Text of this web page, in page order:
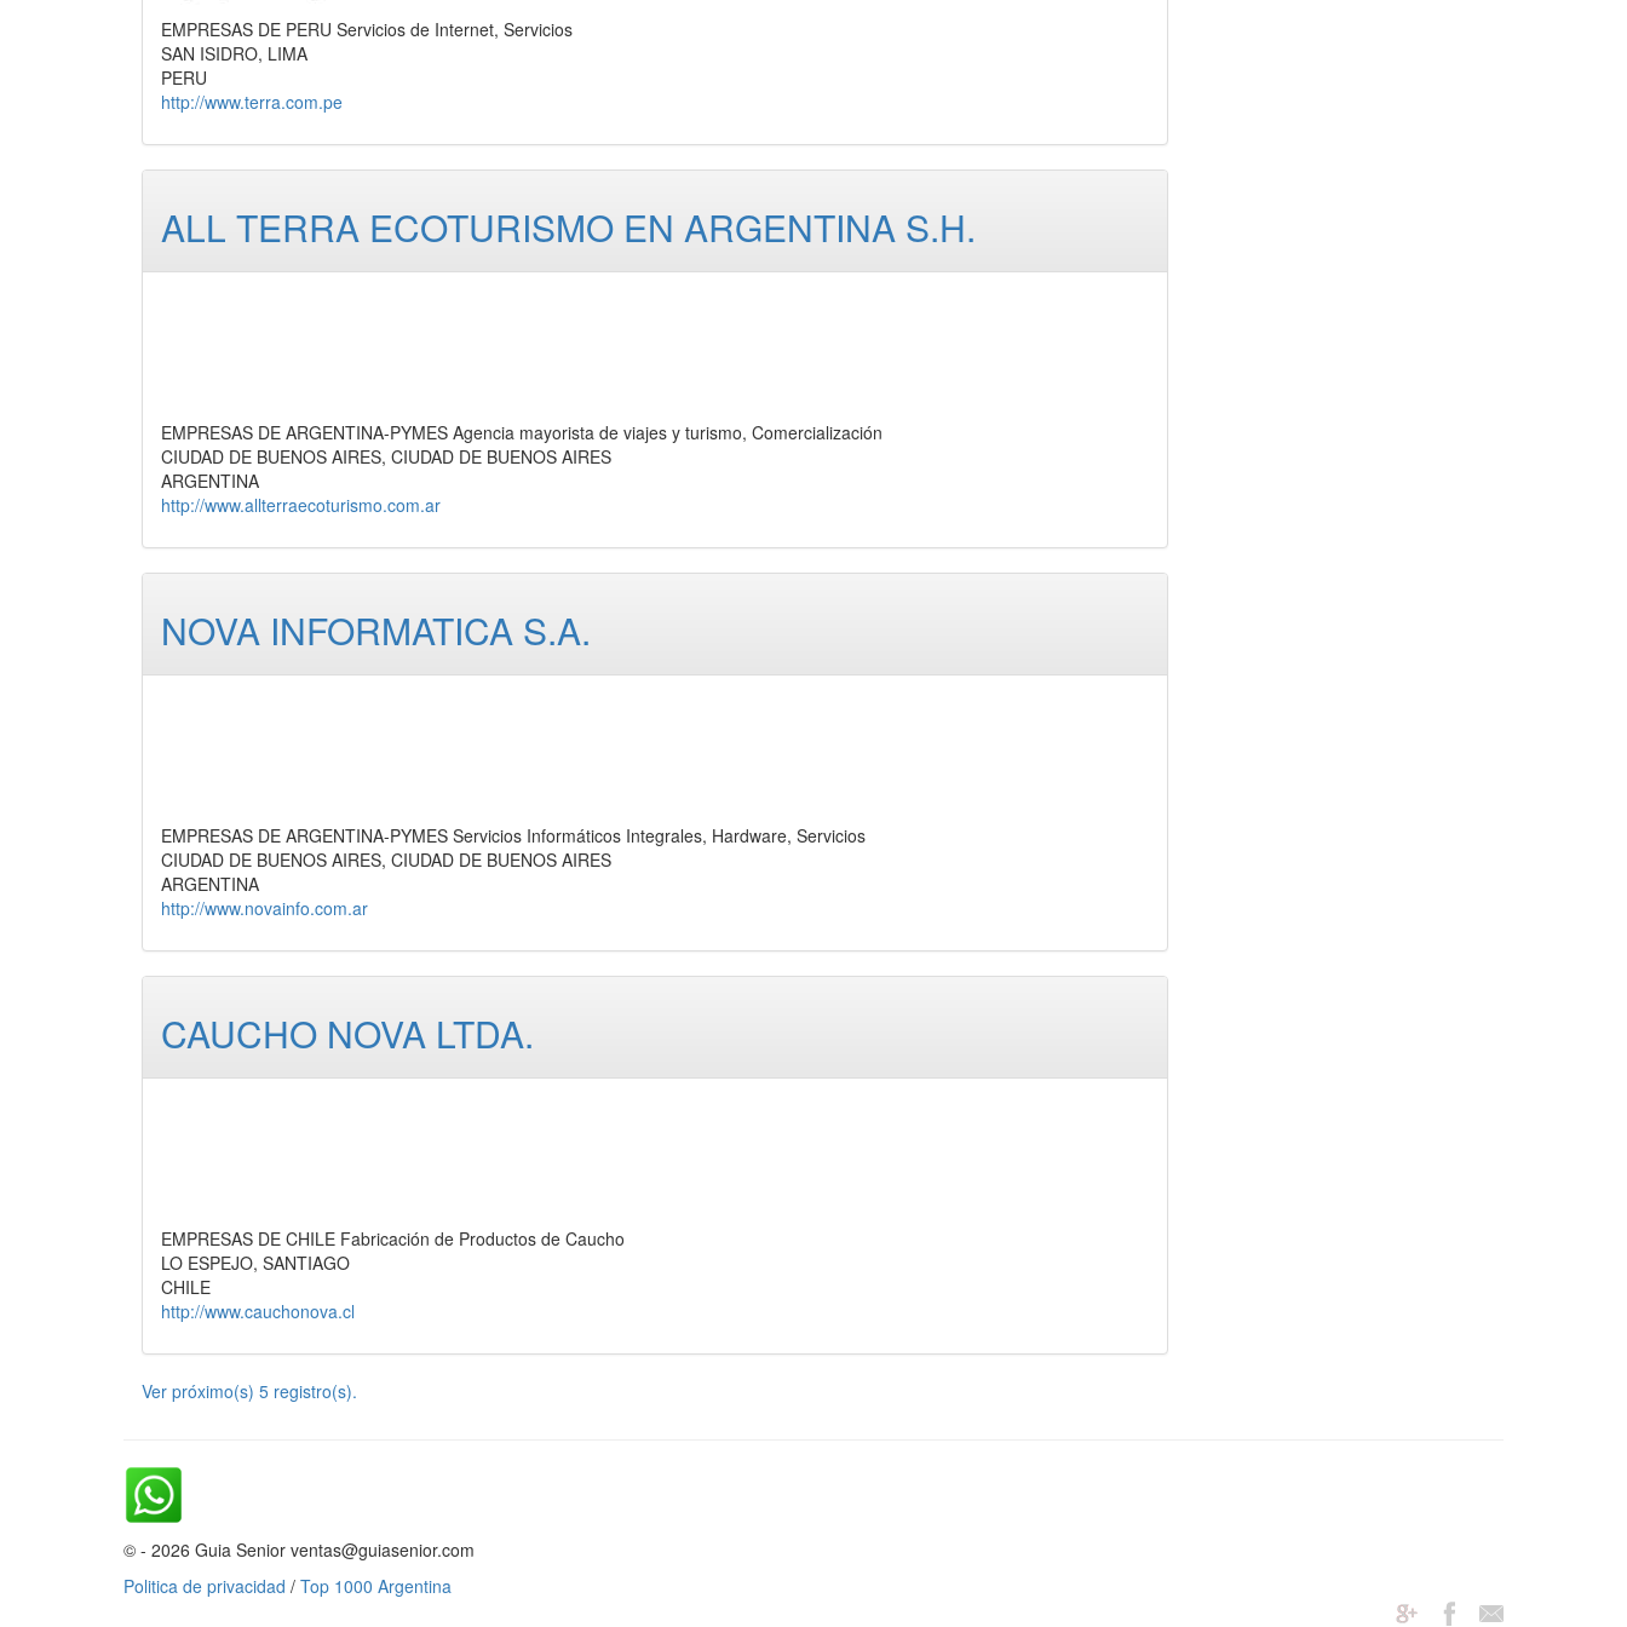
EMPRESAS DE PERU Servicios de Internet, Servicios
SAN ISIDRO, LIMA
PERU
http://www.terra.com.pe
ALL TERRA ECOTURISMO EN ARGENTINA S.H.
EMPRESAS DE ARGENTINA-PYMES Agencia mayorista de viajes y turismo, Comercialización
CIUDAD DE BUENOS AIRES, CIUDAD DE BUENOS AIRES
ARGENTINA
http://www.allterraecoturismo.com.ar
NOVA INFORMATICA S.A.
EMPRESAS DE ARGENTINA-PYMES Servicios Informáticos Integrales, Hardware, Servicios
CIUDAD DE BUENOS AIRES, CIUDAD DE BUENOS AIRES
ARGENTINA
http://www.novainfo.com.ar
CAUCHO NOVA LTDA.
EMPRESAS DE CHILE Fabricación de Productos de Caucho
LO ESPEJO, SANTIAGO
CHILE
http://www.cauchonova.cl
Ver próximo(s) 5 registro(s).
© - 2026 Guia Senior ventas@guiasenior.com
Politica de privacidad / Top 1000 Argentina